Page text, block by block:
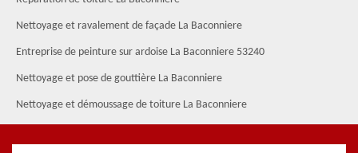
Nettoyage et ravalement de façade La Baconniere
Entreprise de peinture sur ardoise La Baconniere 53240
Nettoyage et pose de gouttière La Baconniere
Nettoyage et démoussage de toiture La Baconniere